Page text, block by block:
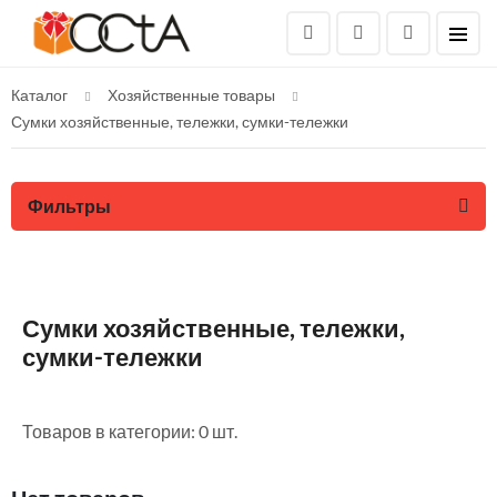
Каталог
Хозяйственные товары
Сумки хозяйственные, тележки, сумки-тележки
Фильтры
Сумки хозяйственные, тележки,
сумки-тележки
Товаров в категории: 0 шт.